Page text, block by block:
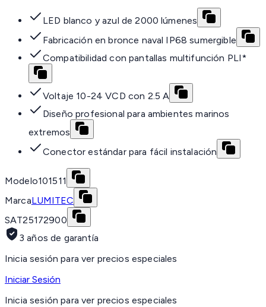
LED blanco y azul de 2000 lúmenes
Fabricación en bronce naval IP68 sumergible
Compatibilidad con pantallas multifunción PLI*
Voltaje 10-24 VCD con 2.5 A
Diseño profesional para ambientes marinos
extremos
Conector estándar para fácil instalación
Modelo101511
MarcaLUMITEC
SAT25172900
3 años de garantía
Inicia sesión para ver precios especiales
Iniciar Sesión
Inicia sesión para ver precios especiales